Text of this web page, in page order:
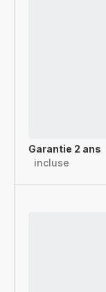
Garantie 2 ans
incluse